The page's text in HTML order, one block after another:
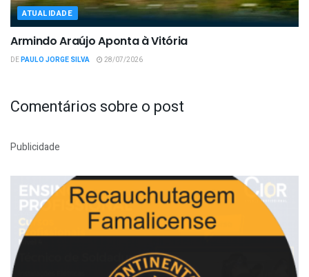
ATUALIDADE
Armindo Araújo Aponta à Vitória
DEPAULO JORGE SILVA 28/07/2026
Comentários sobre o post
Publicidade